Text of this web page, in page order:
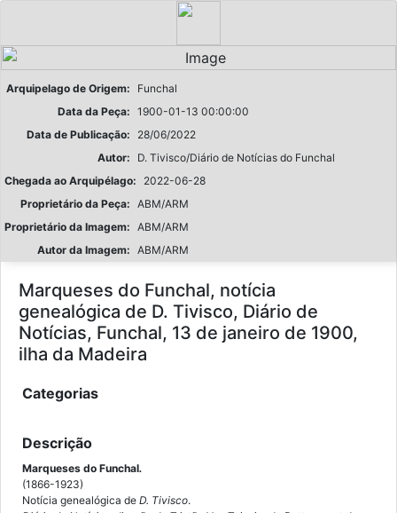
Arquipelago de Origem:
Funchal
Data da Peça: 1900-01-13 00:00:00
Data de Publicação:
28/06/2022
Autor:
D. Tivisco/Diário de Notícias do Funchal
Chegada ao Arquipélago:
2022-06-28
Proprietário da Peça: ABM/ARM
Proprietário da Imagem: ABM/ARM
Autor da Imagem: ABM/ARM
Marqueses do Funchal, notícia
genealógica de D. Tivisco, Diário de
Notícias, Funchal, 13 de janeiro de 1900,
ilha da Madeira
Categorias
Descrição
Marqueses do Funchal.
(1866-1923)
Notícia genealógica de D. Tivisco.